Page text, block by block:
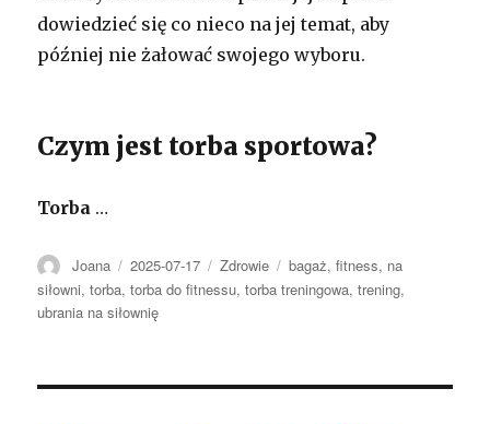
dowiedzieć się co nieco na jej temat, aby
później nie żałować swojego wyboru.
Czym jest torba sportowa?
Torba …
Autor
Joana Opublikowano
2025-07-17 Kategorie
Zdrowie Tagi
bagaż,fitness, na
siłowni,torba,torba do fitnessu,torba treningowa,trening,
ubrania na siłownię